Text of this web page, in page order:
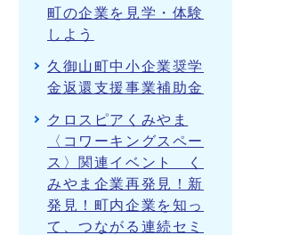
町の企業を見学・体験
しよう
久御山町中小企業奨学
金返還支援事業補助金
クロスピアくみやま
〈コワーキングスペー
ス〉関連イベント く
みやま企業再発見！新
発見！町内企業を知っ
て、つながる連続セミ